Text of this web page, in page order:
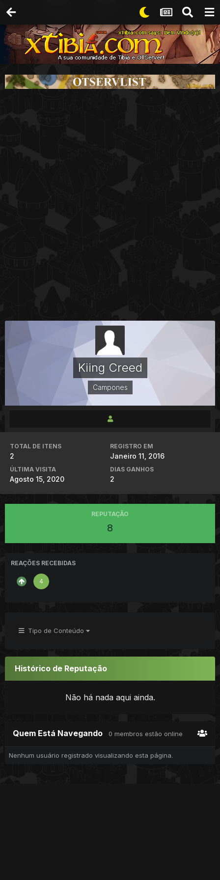
Kiing Creed
Campones
TOTAL DE ITENS
2
REGISTRO EM
Janeiro 11, 2016
ÚLTIMA VISITA
Agosto 15, 2020
DIAS GANHOS
2
REPUTAÇÃO
8
REAÇÕES RECEBIDAS
4
Tipo de Conteúdo
Histórico de Reputação
Não há nada aqui ainda.
Quem Está Navegando 0 membros estão online
Nenhum usuário registrado visualizando esta página.